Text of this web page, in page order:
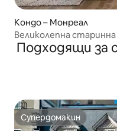
Кондо – Монреал
Великолепна
Монреал
Подходящи за
Супердомакин
Супердомакин